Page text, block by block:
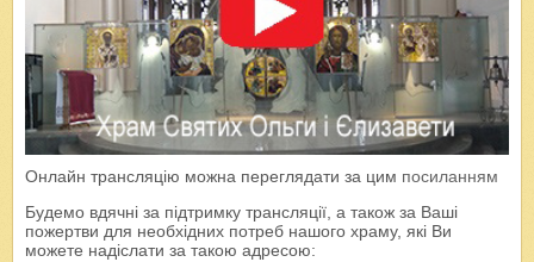
Онлайн трансляцію можна переглядати за цим посиланням
Будемо вдячні за підтримку трансляції, а також за Ваші
пожертви для необхідних потреб нашого храму, які Ви
можете надіслати за такою адресою: